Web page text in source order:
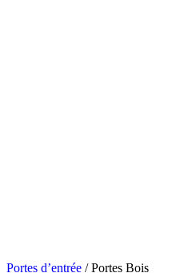
Portes d’entrée / Portes Bois